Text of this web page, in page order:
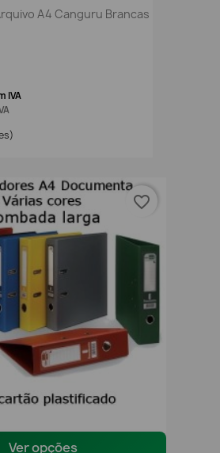
A4 Canguru Brancas
IVA
Ver opções
favorite_border